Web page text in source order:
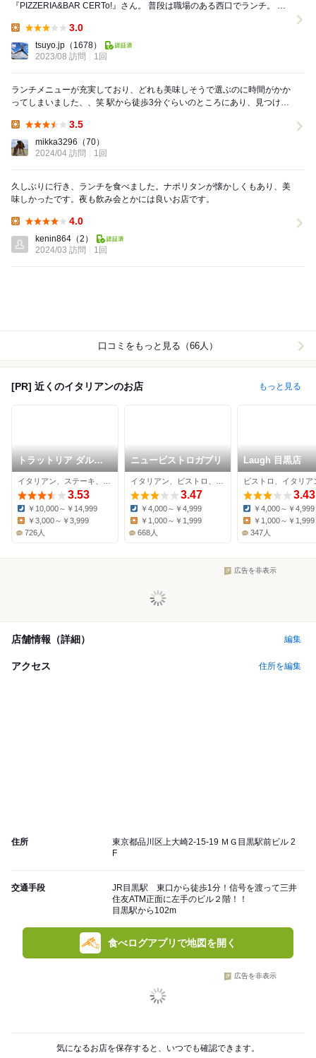
『PIZZERIA&BAR CERTo!』さん。 普段は職場のある西口でランチ。 た
3.0
tsuyo.jp （1678）
2023/08 訪問
1回
ランチメニューが充実しており、どれも美味しそうで選ぶのに時間がかか
ってしまいました、、笑 駅から徒歩3分ぐらいのところにあり、見つけや
3.5
mikka3296 （70）
2024/04 訪問
1回
久しぶりに行き、ランチを食べました。ナポリタンが懐かしくもあり、美
味しかったです。夜も飲み会とかには良いお店です。
4.0
kenin864 （2）
2024/03 訪問
1回
口コミをもっと見る（66人）
[PR] 近くのイタリアンのお店 もっと見る
トラットリア ダル・
ビルバンテ・ジョコン
ド
3.53
Dinner:
￥10,000～￥14,999
￥3,000～￥3,999
726人
ニュービストロガブリ
3.47
Dinner:
￥4,000～￥4,999
￥1,000～￥1,999
668人
Laugh 目黒店
ビストロ、イタリア
3.43
Dinner:
￥4,000～￥4,999
￥1,000～￥1,999
347人
広告を非表示
店舗情報（詳細） 編集
アクセス 住所を編集
住所
東京都品川区上大崎2-15-19 ＭＧ目黒駅前ビル 2
F
交通手段
JR目黒駅 東口から徒歩1分！信号を渡って三井
住友ATM正面に左手のビル２階！！
目黒駅から102m
食べログアプリで地図を開く
広告を非表示
気になるお店を保存すると、いつでも確認できます。